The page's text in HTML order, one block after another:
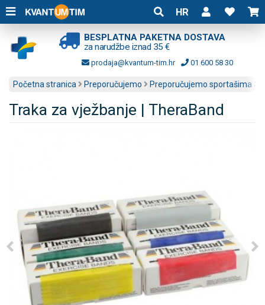
HR
BESPLATNA PAKETNA DOSTAVA
za narudžbe iznad 35 €
prodaja@kvantum-tim.hr 01 600 58 30
Početna stranica Preporučujemo Preporučujemo sportašima
Traka za vježbanje | TheraBand